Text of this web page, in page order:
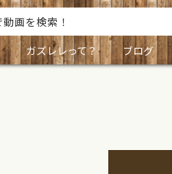
ガズレレって？ ブログ